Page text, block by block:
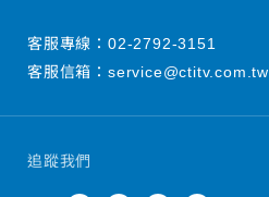
追蹤我們
客服專線： 02-2792-3151
客服信箱： service@ctitv.com.tw